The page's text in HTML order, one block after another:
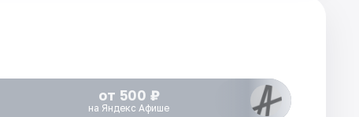
от 500 ₽
на Яндекс Афише